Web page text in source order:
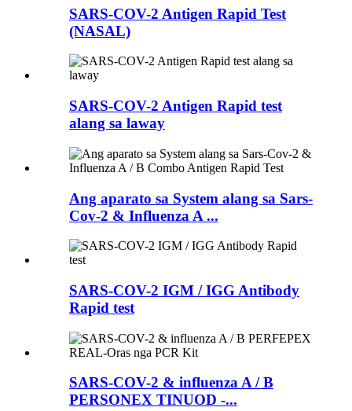
SARS-COV-2 Antigen Rapid Test
(NASAL)
SARS-COV-2 Antigen Rapid test
alang sa laway
Ang aparato sa System alang sa Sars-
Cov-2 & Influenza A ...
SARS-COV-2 IGM / IGG Antibody
Rapid test
SARS-COV-2 & influenza A / B
PERSONEX TINUOD -...